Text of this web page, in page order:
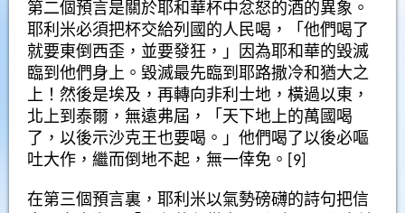
第二個預言是關於耶和華杯中忿怒的酒的異象。
耶利米必須把杯交給列國的人民喝，「他們喝了
就要東倒西歪，並要發狂，」因為耶和華的毀滅
臨到他們身上。毀滅最先臨到耶路撒冷和猶大之
上！然後是埃及，再轉向非利士地，橫過以東，
北上到泰爾，無遠弗屆，「天下地上的萬國喝
了，以後示沙克王也要喝。」他們喝了以後必嘔
吐大作，繼而倒地不起，無一倖免。[9]
在第三個預言裏，耶利米以氣勢磅礴的詩句把信